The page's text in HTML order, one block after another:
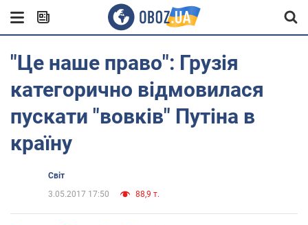
"Це наше право": Грузія
категорично відмовилася
пускати "вовків" Путіна в
країну
Світ
3.05.2017 17:50
88,9 т.